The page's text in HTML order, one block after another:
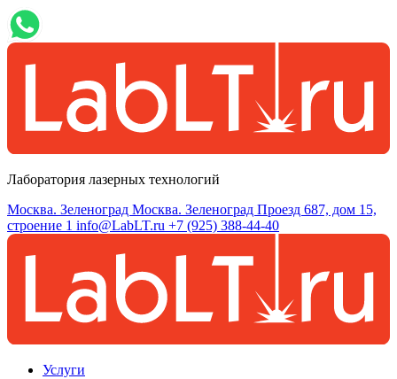
Лаборатория лазерных технологий
Москва. Зеленоград Москва. Зеленоград Проезд 687, дом 15,
строение 1 info@LabLT.ru +7 (925) 388-44-40
Услуги